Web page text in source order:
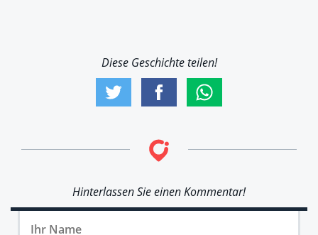
Diese Geschichte teilen!
Hinterlassen Sie einen Kommentar!